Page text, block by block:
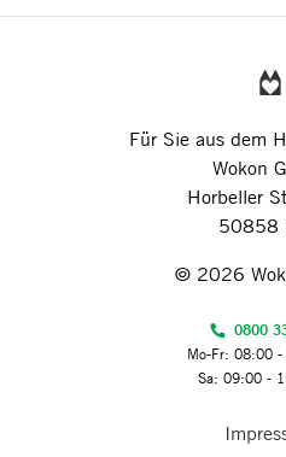
Für Sie aus dem
Wokon
Horbeller
50858
© 2026
0800
Mo-Fr: 08:00
Sa: 09:00 -